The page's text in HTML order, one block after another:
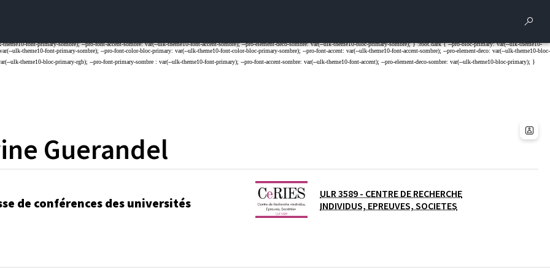
Guerandel
de conférences des universités
ULR 3589 - CENTRE DE RECHERCHE
INDIVIDUS, EPREUVES, SOCIETES